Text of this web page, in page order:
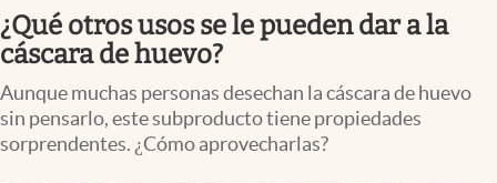
Colombia
¿Qué otros usos se le pueden dar a la
cáscara de huevo?
Aunque muchas personas desechan la cáscara de huevo
sin pensarlo, este subproducto tiene propiedades
sorprendentes. ¿Cómo aprovecharlas?